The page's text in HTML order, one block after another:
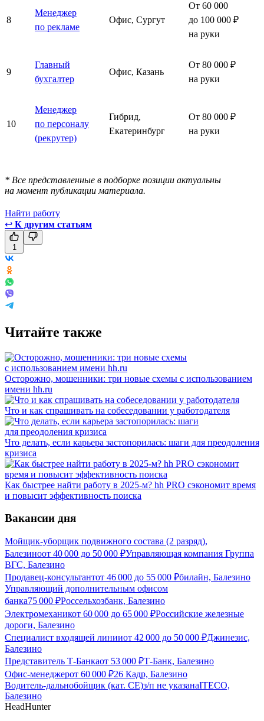
8
Менеджер
по рекламе
Офис, Сургут
От 60 000
до 100 000 ₽
на руки
9
Главный
бухгалтер
Офис, Казань
От 80 000 ₽
на руки
10
Менеджер
по персоналу
(рекрутер)
Гибрид,
Екатеринбург
От 80 000 ₽
на руки
* Все представленные в подборке позиции актуальны
на момент публикации материала.
Найти работу
↩ К другим статьям
1
Читайте также
Осторожно, мошенники: три новые схемы с использованием
имени hh.ru
Что и как спрашивать на собеседовании у работодателя
Что делать, если карьера застопорилась: шаги для преодоления
кризиса
Как быстрее найти работу в 2025-м? hh PRO сэкономит время
и повысит эффективность поиска
Вакансии дня
Мойщик-уборщик подвижного состава (2 разряд),
Балезиноот 40 000 до 50 000 ₽Управляющая компания Группа
ВГС, Балезино
Продавец-консультантот 46 000 до 55 000 ₽билайн, Балезино
Управляющий дополнительным офисом
банка75 000 ₽Россельхозбанк, Балезино
Электромеханикот 60 000 до 65 000 ₽Российские железные
дороги, Балезино
Специалист входящей линииот 42 000 до 50 000 ₽Джинезис,
Балезино
Представитель Т-Банкаот 53 000 ₽Т-Банк, Балезино
Офис-менеджерот 60 000 ₽26 Кадр, Балезино
Водитель-дальнобойщик (кат. CE)з/п не указанаITECO,
Балезино
HeadHunter